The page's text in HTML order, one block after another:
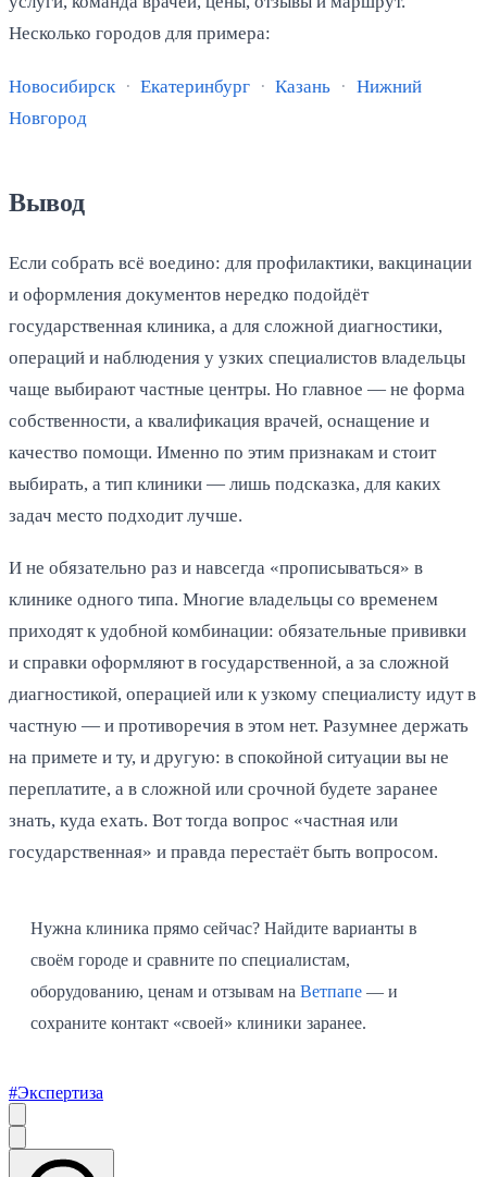
Несколько городов для примера:
Новосибирск · Екатеринбург · Казань · Нижний
Новгород
Вывод
Если собрать всё воедино: для профилактики, вакцинации
и оформления документов нередко подойдёт
государственная клиника, а для сложной диагностики,
операций и наблюдения у узких специалистов владельцы
чаще выбирают частные центры. Но главное — не форма
собственности, а квалификация врачей, оснащение и
качество помощи. Именно по этим признакам и стоит
выбирать, а тип клиники — лишь подсказка, для каких
задач место подходит лучше.
И не обязательно раз и навсегда «прописываться» в
клинике одного типа. Многие владельцы со временем
приходят к удобной комбинации: обязательные прививки
и справки оформляют в государственной, а за сложной
диагностикой, операцией или к узкому специалисту идут в
частную — и противоречия в этом нет. Разумнее держать
на примете и ту, и другую: в спокойной ситуации вы не
переплатите, а в сложной или срочной будете заранее
знать, куда ехать. Вот тогда вопрос «частная или
государственная» и правда перестаёт быть вопросом.
Нужна клиника прямо сейчас? Найдите варианты в
своём городе и сравните по специалистам,
оборудованию, ценам и отзывам на Ветпапе— и
сохраните контакт «своей» клиники заранее.
#Экспертиза